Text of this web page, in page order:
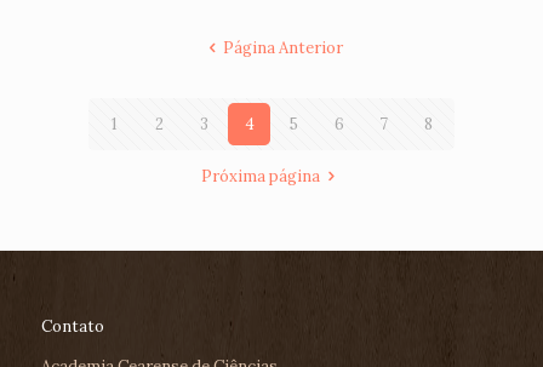
Página Anterior
1 2 3 4 5 6 7 8
Próxima página
Contato